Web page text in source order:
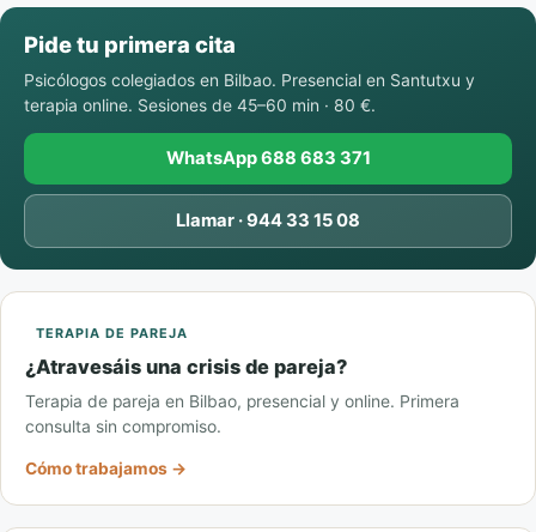
Pide tu primera cita
Psicólogos colegiados en Bilbao. Presencial en Santutxu y
terapia online. Sesiones de 45–60 min · 80 €.
WhatsApp 688 683 371
Llamar · 944 33 15 08
TERAPIA DE PAREJA
¿Atravesáis una crisis de pareja?
Terapia de pareja en Bilbao, presencial y online. Primera
consulta sin compromiso.
Cómo trabajamos →